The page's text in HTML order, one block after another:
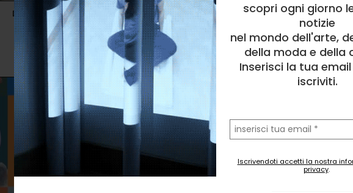
scopri ogni giorno
notizie
nel mondo dell'arte,
della moda e della
Inserisci la tua
iscriviti.
la
tua
email
Iscrivendoti accetti la nostra
privacy.
Digital art , Astratto Alessandra Trischitta Illustrazione, Astratto
like
“Nuvole…lontane dal rumore della terra, lontane dal silenzio del cielo”